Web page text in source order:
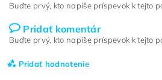
Buďte prvý, kto napíše príspevok k tejto
Pridať komentár
Buďte prvý, kto napíše príspevok k tejto
Pridať hodnotenie